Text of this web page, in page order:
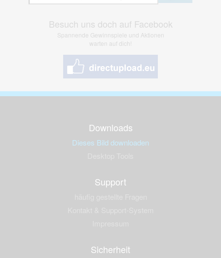
Besuch uns doch auf Facebook
Spannende Gewinnspiele und Aktionen
warten auf dich!
Downloads
Dieses Bild downloaden
Support
Sicherheit